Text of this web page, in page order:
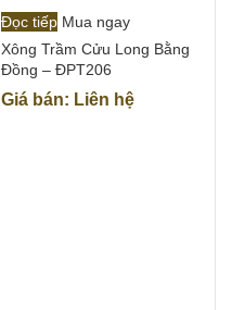
Đọc tiếp Mua ngay
Xông Trầm Cửu Long Bằng
Đồng – ĐPT206
Giá bán: Liên hệ